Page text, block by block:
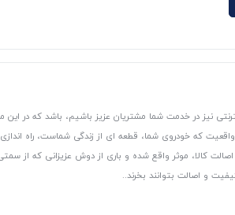
نیز در خدمت شما مشتریان عزیز باشیم، باشد که در
واقعیت که خودروی شما، قطعه ای از زندگی شماست، راه
کالا، موثر واقع شده و باری از دوش عزیزانی که از
و اصالت بتوانند بخرند..